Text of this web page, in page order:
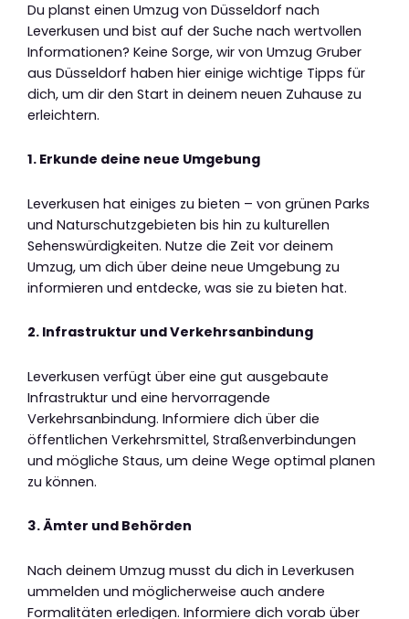
Du planst einen Umzug von Düsseldorf nach
Leverkusen und bist auf der Suche nach wertvollen
Informationen? Keine Sorge, wir von Umzug Gruber
aus Düsseldorf haben hier einige wichtige Tipps für
dich, um dir den Start in deinem neuen Zuhause zu
erleichtern.
1. Erkunde deine neue Umgebung
Leverkusen hat einiges zu bieten – von grünen Parks
und Naturschutzgebieten bis hin zu kulturellen
Sehenswürdigkeiten. Nutze die Zeit vor deinem
Umzug, um dich über deine neue Umgebung zu
informieren und entdecke, was sie zu bieten hat.
2. Infrastruktur und Verkehrsanbindung
Leverkusen verfügt über eine gut ausgebaute
Infrastruktur und eine hervorragende
Verkehrsanbindung. Informiere dich über die
öffentlichen Verkehrsmittel, Straßenverbindungen
und mögliche Staus, um deine Wege optimal planen
zu können.
3. Ämter und Behörden
Nach deinem Umzug musst du dich in Leverkusen
ummelden und möglicherweise auch andere
Formalitäten erledigen. Informiere dich vorab über